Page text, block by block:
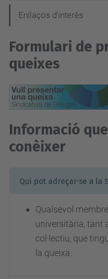
i
ó
Enllaços d'interès
Formulari de
queixes
Informació
conèixer
Qui pot adreçar-se a la
Qualsevol
universitària, tant
col·lectiu, que
la queixa.